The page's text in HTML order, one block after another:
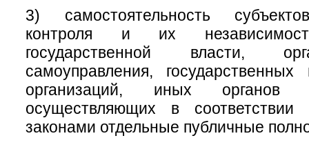
3) самостоятельность
контроля и их
государственной власти,
самоуправления,
организаций, иных органов
осуществляющих в
законами отдельные публичные